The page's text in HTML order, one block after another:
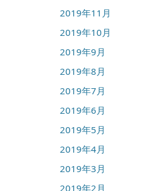
2019年11月
2019年10月
2019年9月
2019年8月
2019年7月
2019年6月
2019年5月
2019年4月
2019年3月
2019年2月